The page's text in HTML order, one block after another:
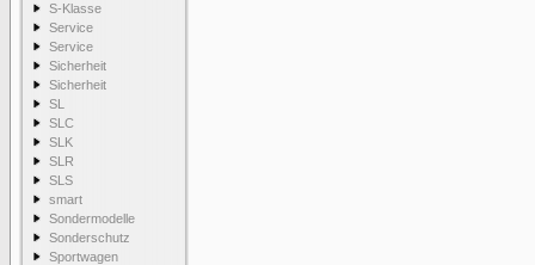
S-Klasse
Service
Service
Sicherheit
Sicherheit
SL
SLC
SLK
SLR
SLS
smart
Sondermodelle
Sonderschutz
Sportwagen